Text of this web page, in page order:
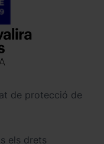
els drets
de protecció de